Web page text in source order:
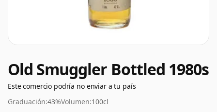
Old Smuggler Bottled 1980s
Este comercio podría no enviar a tu país
Graduación:43%Volumen:100cl